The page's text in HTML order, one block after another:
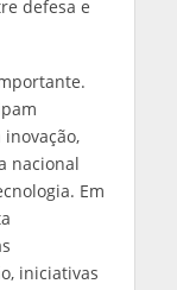
defesa e
nacional
Em
iniciativas